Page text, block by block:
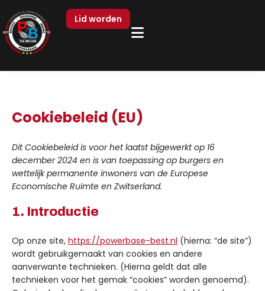
Lid worden
Cookiebeleid (EU)
Dit Cookiebeleid is voor het laatst bijgewerkt op 16
december 2024 en is van toepassing op burgers en
wettelijk permanente inwoners van de Europese
Economische Ruimte en Zwitserland.
1. Introductie
Op onze site, https://powerbase-best.nl (hierna: “de site”)
wordt gebruikgemaakt van cookies en andere
aanverwante technieken. (Hierna geldt dat alle
technieken voor het gemak “cookies” worden genoemd).